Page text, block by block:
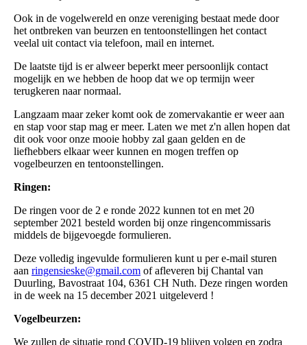
Ook in de vogelwereld en onze vereniging bestaat mede door
het ontbreken van beurzen en tentoonstellingen het contact
veelal uit contact via telefoon, mail en internet.
De laatste tijd is er alweer beperkt meer persoonlijk contact
mogelijk en we hebben de hoop dat we op termijn weer
terugkeren naar normaal.
Langzaam maar zeker komt ook de zomervakantie er weer aan
en stap voor stap mag er meer. Laten we met z'n allen hopen dat
dit ook voor onze mooie hobby zal gaan gelden en de
liefhebbers elkaar weer kunnen en mogen treffen op
vogelbeurzen en tentoonstellingen.
Ringen:
De ringen voor de 2 e ronde 2022 kunnen tot en met 20
september 2021 besteld worden bij onze ringencommissaris
middels de bijgevoegde formulieren.
Deze volledig ingevulde formulieren kunt u per e-mail sturen
aan ringensieske@gmail.com of afleveren bij Chantal van
Duurling, Bavostraat 104, 6361 CH Nuth. Deze ringen worden
in de week na 15 december 2021 uitgeleverd !
Vogelbeurzen:
We zullen de situatie rond COVID-19 blijven volgen en zodra